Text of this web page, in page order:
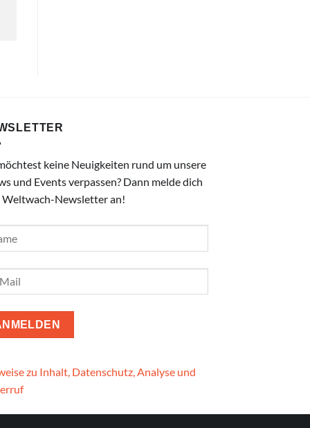
keine Neuigkeiten rund um unsere
und Events verpassen? Dann melde dich
Weltwach-Newsletter an!
zu Inhalt, Datenschutz, Analyse und